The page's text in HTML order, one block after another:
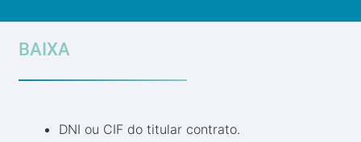
BAIXA
DNI ou CIF do titular contrato.